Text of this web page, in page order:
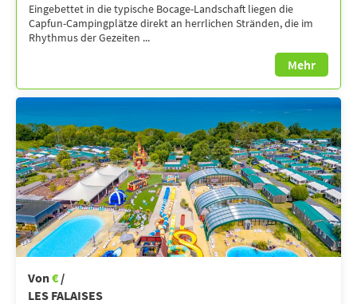
Eingebettet in die typische Bocage-Landschaft liegen die
Capfun-Campingplätze direkt an herrlichen Stränden, die im
Rhythmus der Gezeiten ...
Mehr
Von€ /
LES FALAISES